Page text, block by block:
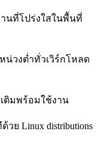
านที่โปร่งใสในพื้นที่
น่วงต่ำทั่วเวิร์กโหลด
เติมพร้อมใช้งาน
ย Linux distributions